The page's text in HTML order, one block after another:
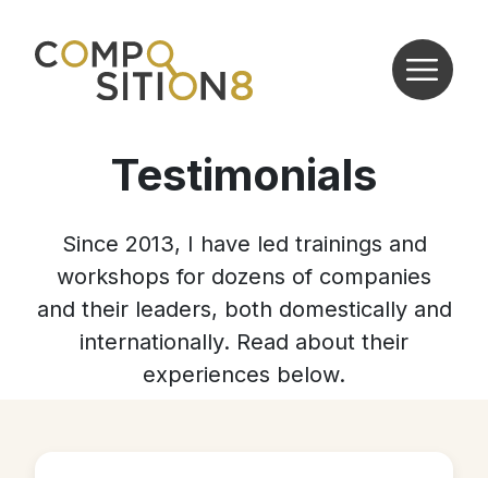
Testimonials
Since 2013, I have led trainings and
workshops for dozens of companies
and their leaders, both domestically and
internationally. Read about their
experiences below.